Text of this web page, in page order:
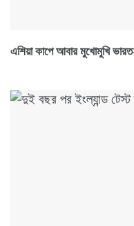
এশিয়া কাপে আবার মুখোমুখি